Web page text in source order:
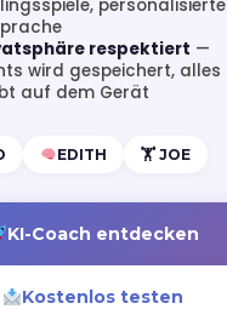
personalisierte
respektiert —
wird gespeichert, alles
auf dem Gerät
EDITH 🏋️ JOE
KI-Coach entdecken
Kostenlos testen